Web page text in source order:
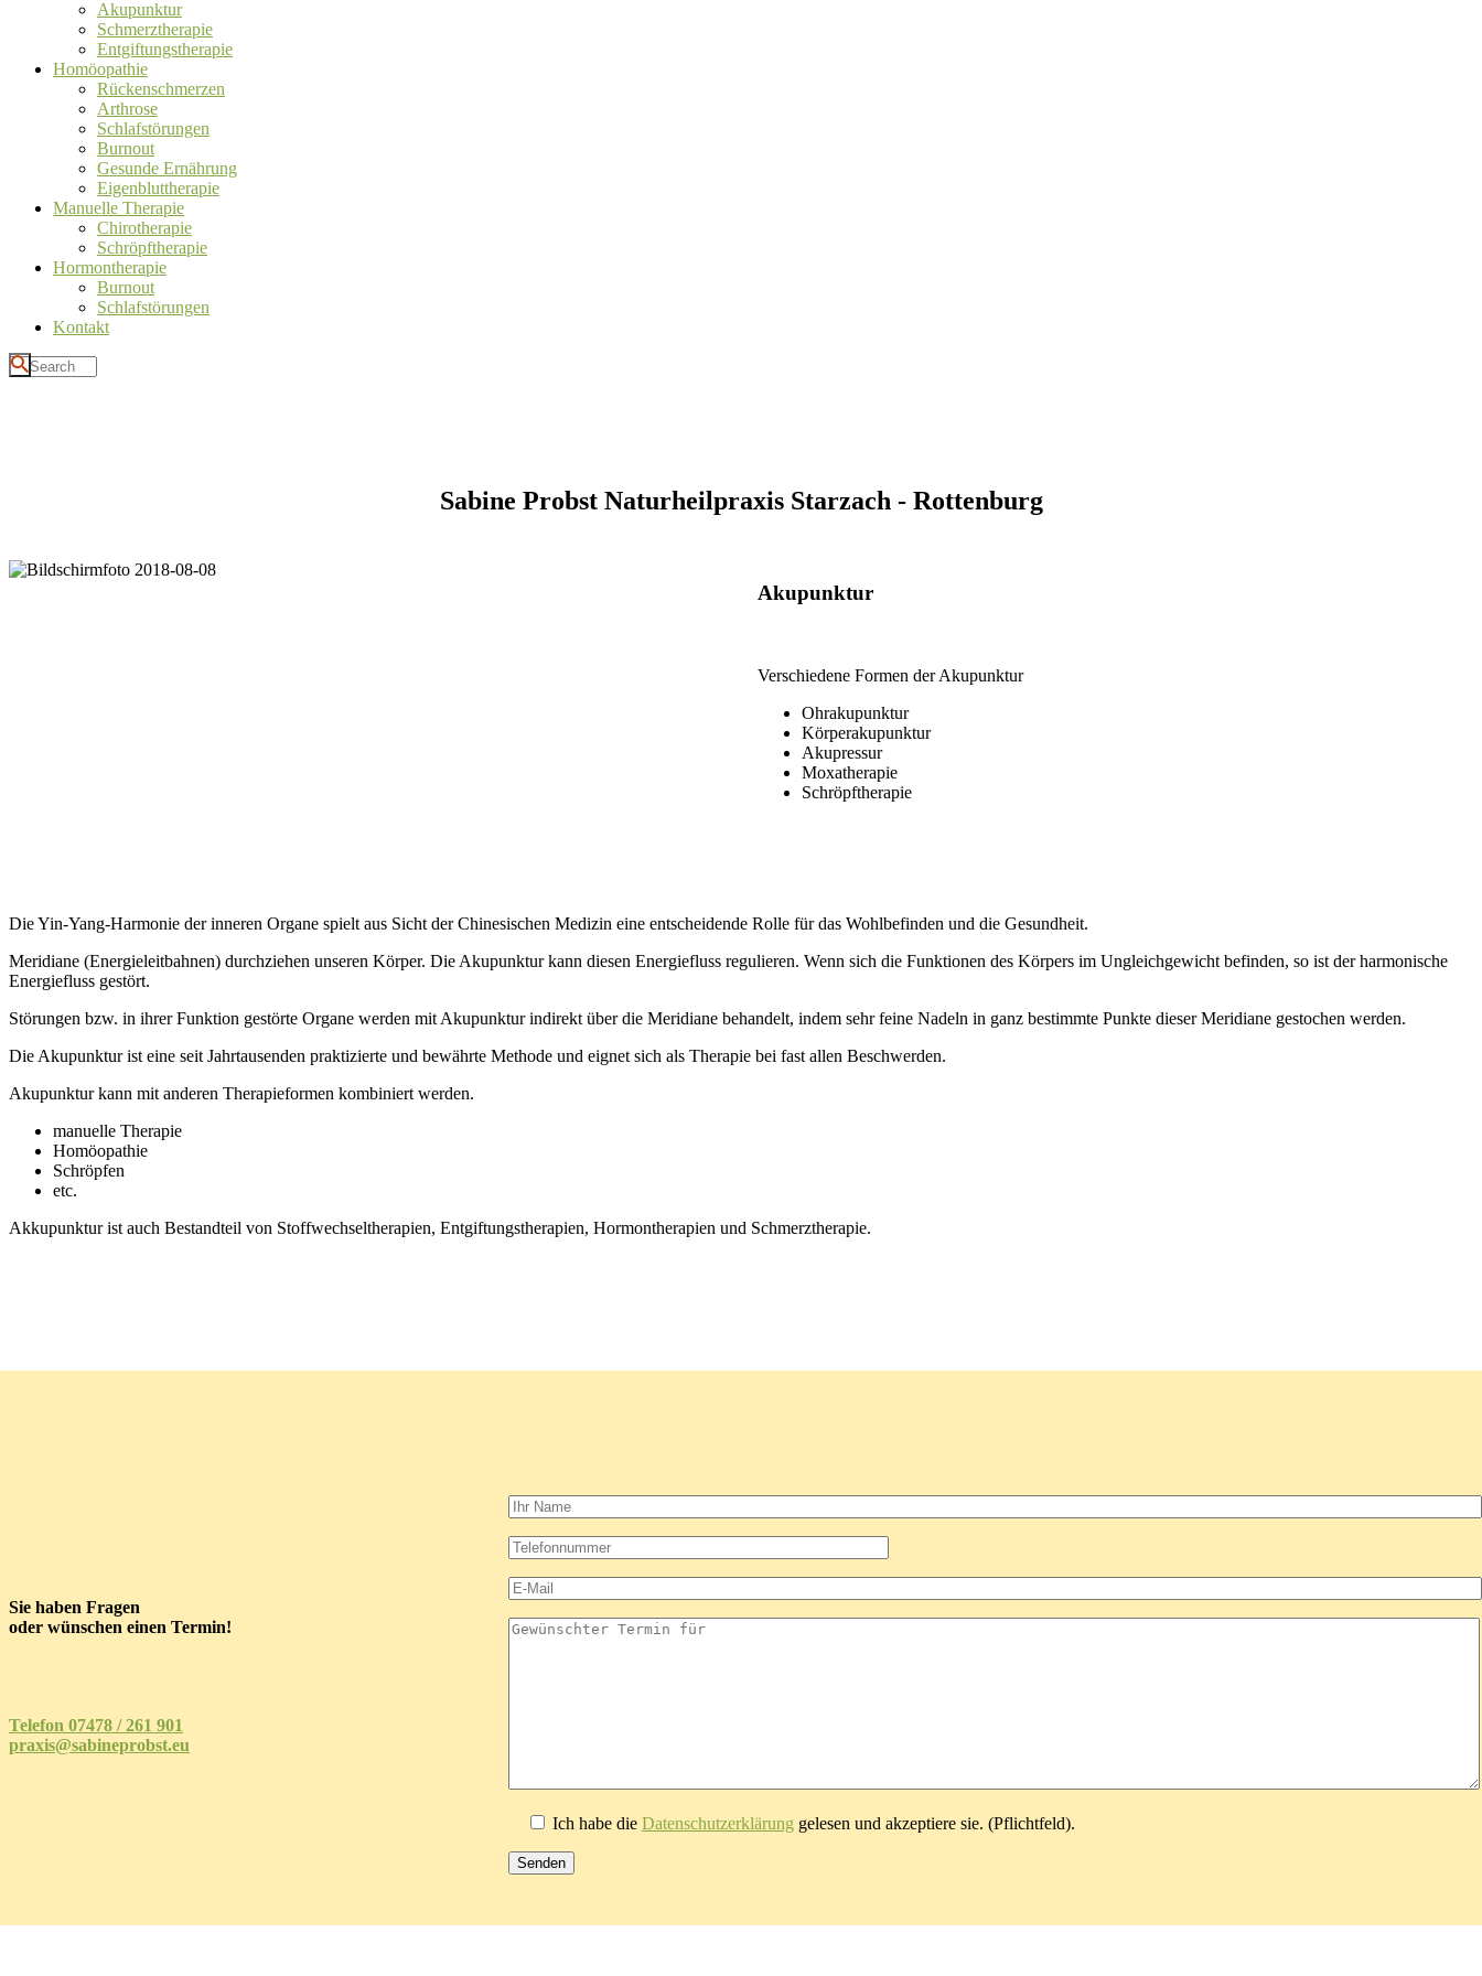
Akupunktur
Schmerztherapie
Entgiftungstherapie
Homöopathie
Rückenschmerzen
Arthrose
Schlafstörungen
Burnout
Gesunde Ernährung
Eigenbluttherapie
Manuelle Therapie
Chirotherapie
Schröpftherapie
Hormontherapie
Burnout
Schlafstörungen
Kontakt
Sabine Probst Naturheilpraxis Starzach - Rottenburg
Akupunktur
Verschiedene Formen der Akupunktur
Ohrakupunktur
Körperakupunktur
Akupressur
Moxatherapie
Schröpftherapie
Die Yin-Yang-Harmonie der inneren Organe spielt aus Sicht der Chinesischen Medizin eine entscheidende Rolle für das Wohlbefinden und die Gesundheit.
Meridiane (Energieleitbahnen) durchziehen unseren Körper. Die Akupunktur kann diesen Energiefluss regulieren. Wenn sich die Funktionen des Körpers im Ungleichgewicht befinden, so ist der harmonische
Energiefluss gestört.
Störungen bzw. in ihrer Funktion gestörte Organe werden mit Akupunktur indirekt über die Meridiane behandelt, indem sehr feine Nadeln in ganz bestimmte Punkte dieser Meridiane gestochen werden.
Die Akupunktur ist eine seit Jahrtausenden praktizierte und bewährte Methode und eignet sich als Therapie bei fast allen Beschwerden.
Akupunktur kann mit anderen Therapieformen kombiniert werden.
manuelle Therapie
Homöopathie
Schröpfen
etc.
Akkupunktur ist auch Bestandteil von Stoffwechseltherapien, Entgiftungstherapien, Hormontherapien und Schmerztherapie.
Sie haben Fragen
oder wünschen einen Termin!
Telefon 07478 / 261 901
praxis@sabineprobst.eu
Ich habe die Datenschutzerklärung gelesen und akzeptiere sie. (Pflichtfeld).